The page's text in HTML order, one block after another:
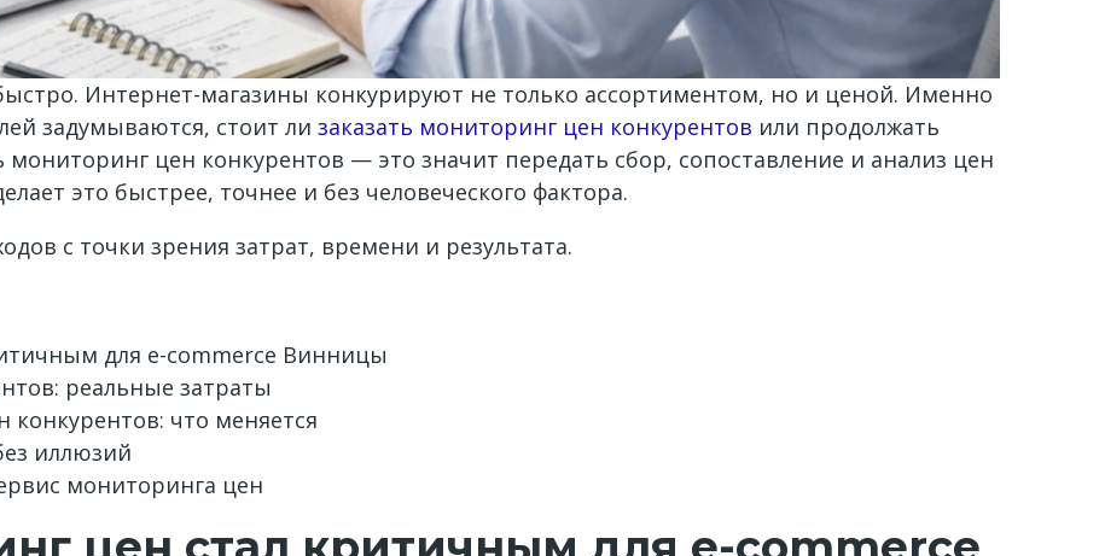
Интернет-магазины конкурируют не только ассортиментом, но и ценой. Именно
задумываются, стоит ли заказать мониторинг цен конкурентов или продолжать
цен конкурентов — это значит передать сбор, сопоставление и анализ цен
это быстрее, точнее и без человеческого фактора.
с точки зрения затрат, времени и результата.
для e-commerce Винницы
реальные затраты
что меняется
иллюзий
мониторинга цен